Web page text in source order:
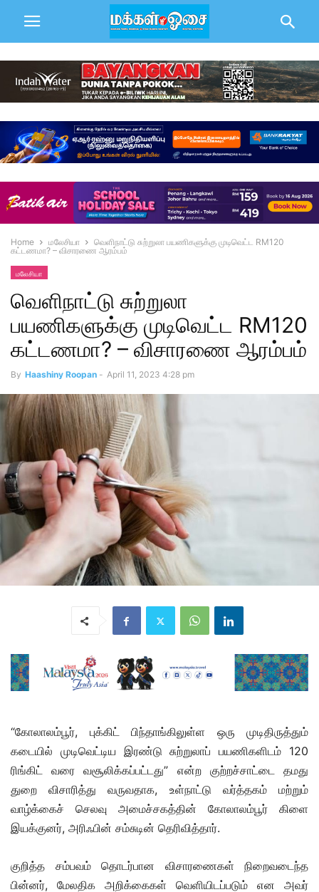
Home மலேசியா
வெளிநாட்டு சுற்றுலா பயணிகளுக்கு முடிவெட்ட RM120
கட்டணமா? – விசாரணை ஆரம்பம்
மலேசியா
வெளிநாட்டு சுற்றுலா
பயணிகளுக்கு முடிவெட்ட RM120
கட்டணமா? – விசாரணை ஆரம்பம்
By Haashiny Roopan - April 11, 2023 4:28 pm
“கோலாலம்பூர், புக்கிட் பிந்தாங்கிலுள்ள ஒரு முடிதிருத்தும்
கடையில் முடிவெட்டிய இரண்டு சுற்றுலாப் பயணிகளிடம் 120
ரிங்கிட் வரை வசூலிக்கப்பட்டது” என்ற குற்றச்சாட்டை தமது
துறை விசாரித்து வருவதாக, உள்நாட்டு வர்த்தகம் மற்றும்
வாழ்க்கைச் செலவு அமைச்சகத்தின் கோலாலம்பூர் கிளை
இயக்குனர், அரிஃபின் சம்சுடின் தெரிவித்தார்.
குறித்த சம்பவம் தொடர்பான விசாரணைகள் நிறைவடைந்த
பின்னர், மேலதிக அறிக்கைகள் வெளியிடப்படும் என அவர்